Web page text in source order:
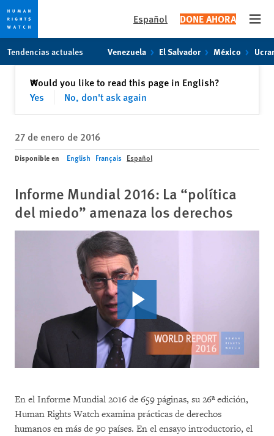
content
Español DONE AHORA
Tendencias actuales Venezuela El Salvador México
Would you like to read this page in English?
Yes
No, don't ask again
✕Cerrar
27 de enero de 2016
Disponible en English Français Español
Informe Mundial 2016: La “política
del miedo” amenaza los derechos
En el Informe Mundial 2016 de 659 páginas, su 26ª edición,
Human Rights Watch examina prácticas de derechos
humanos en más de 90 países. En el ensayo introductorio, el